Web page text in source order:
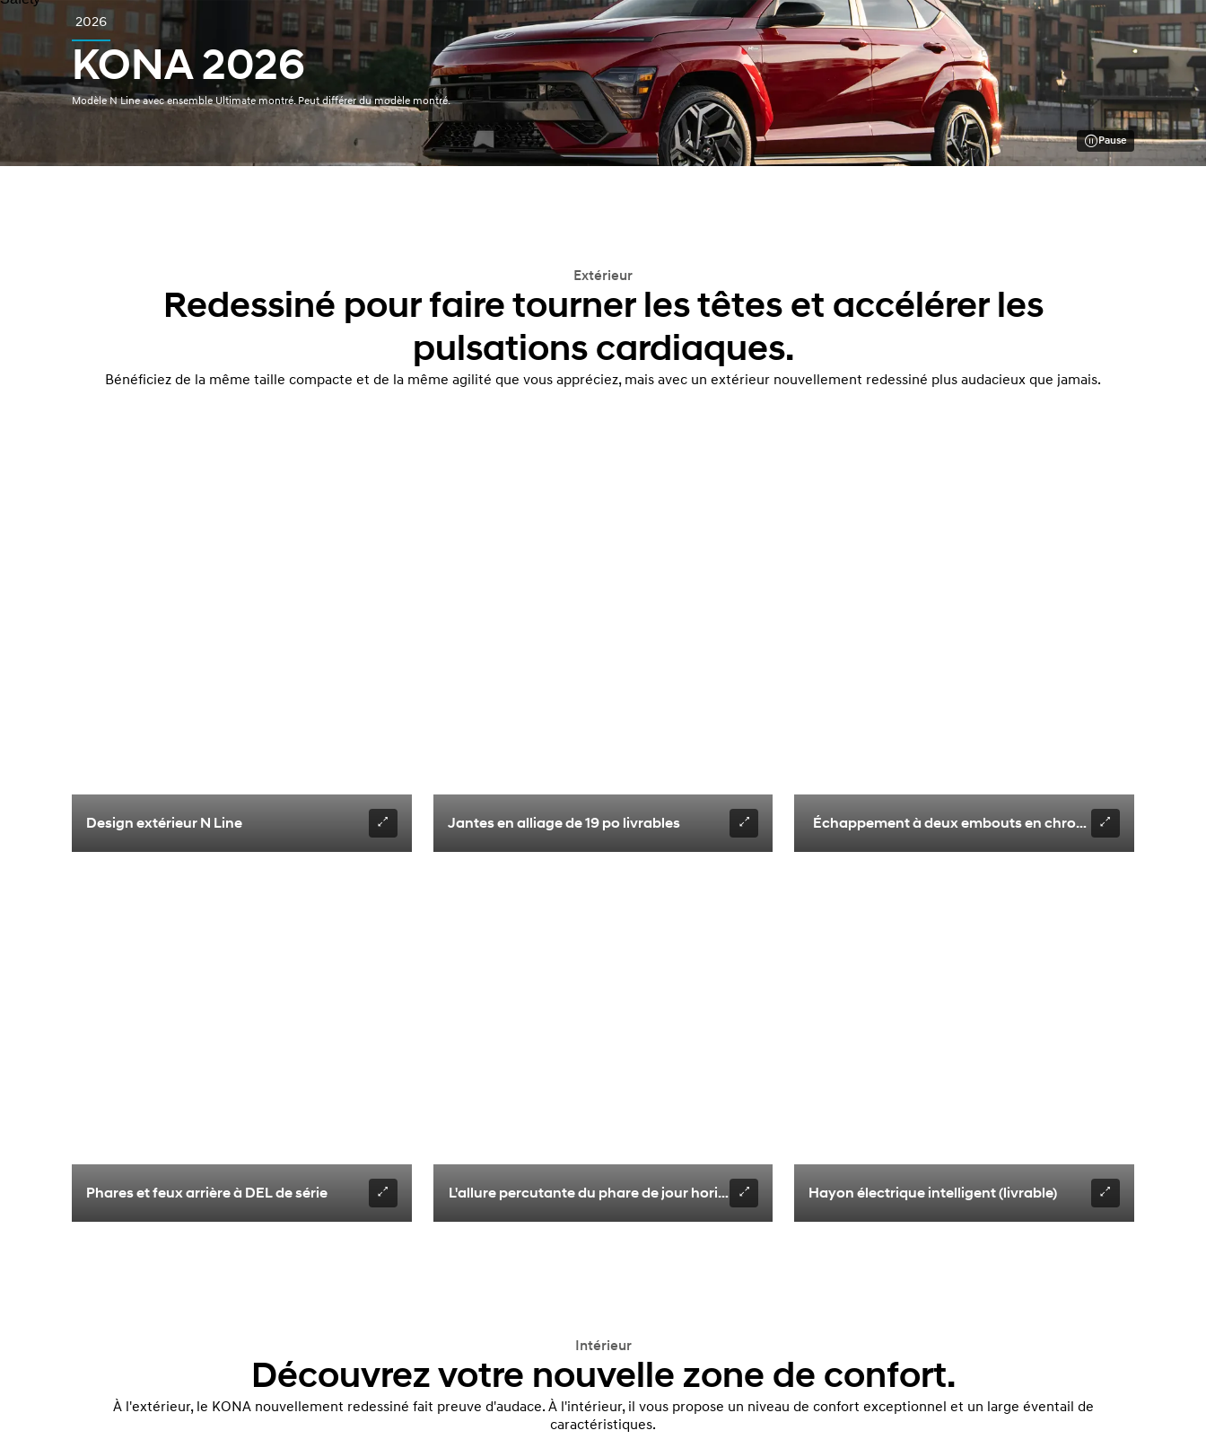
2026
KONA 2026
Modèle N Line avec ensemble Ultimate montré. Peut différer du modèle montré.
Pause
Extérieur
Redessiné pour faire tourner les têtes et accélérer les
pulsations cardiaques.
Bénéficiez de la même taille compacte et de la même agilité que vous appréciez, mais avec un extérieur nouvellement redessiné plus audacieux que jamais.
Design extérieur N Line
Phares et feux arrière à DEL de série
Jantes en alliage de 19 po livrables
L'allure percutante du phare de jour horizontal à DEL livrable demeure une signature unique et un élément de
Échappement à deux embouts en chrome (version N Line
Hayon électrique intelligent (livrable)
Intérieur
Découvrez votre nouvelle zone de confort.
À l'extérieur, le KONA nouvellement redessiné fait preuve d'audace. À l'intérieur, il vous propose un niveau de confort exceptionnel et un large éventail de
caractéristiques.